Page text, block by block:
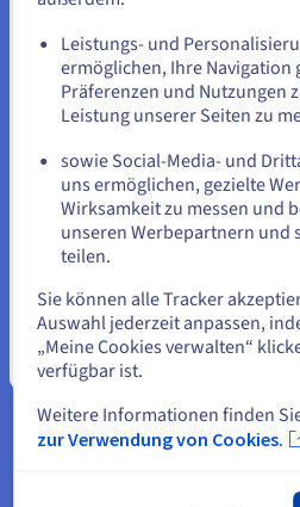
Open Source: die Public
Open Source beflügelt die
auf OpenStack. Im Gegenzug
und haben 2019 sogar einen Preis
Es steht Ihnen offen, schließen Sie
Mehr erfahren
us.ovhcloud.com/
Englisch
oder
Auf der aktuellen Website
Eine andere Website wählen
Leistungs- und
ermöglichen, Ihre Navigation
Präferenzen und Nutzungen
Leistung unserer Seiten zu
sowie Social-Media- und
uns ermöglichen, gezielte
Wirksamkeit zu messen und
unseren Werbepartnern und
teilen.
Sie können alle Tracker
Auswahl jederzeit anpassen,
„Meine Cookies verwalten“
verfügbar ist.
Weitere Informationen finden
zur Verwendung von Cookies.